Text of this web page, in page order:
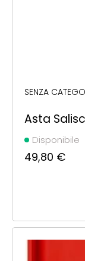
SENZA
Asta
Disponibile
49,80 €